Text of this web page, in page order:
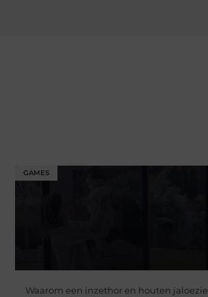
GAMES
Waarom een inzethor en houten jaloezie